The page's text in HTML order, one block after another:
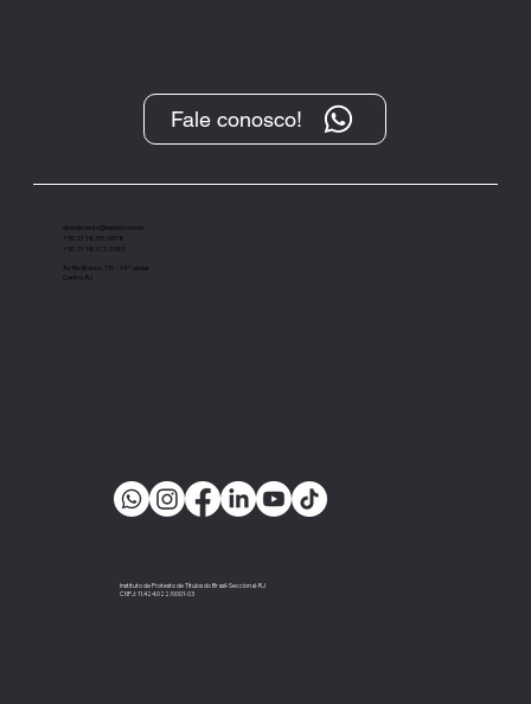
“O Protesto, após sua transformação
importante instrumento de cobrança”
Instituto de Protesto de Títulos do Brasil-Seccional-RJ
CNPJ: 11.424.022/0001-03
Fale conosco!
atendimento@ieptbrj.com.br
+55 21 98331-6578
+55 21 98372-3385
Av Rio Branco, 131 - 14º andar
Centro, RJ